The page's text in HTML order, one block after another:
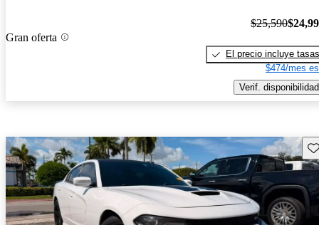
Gran oferta
$25,590
El precio incluye tasas
$474/mes
Verif. disponibilidad